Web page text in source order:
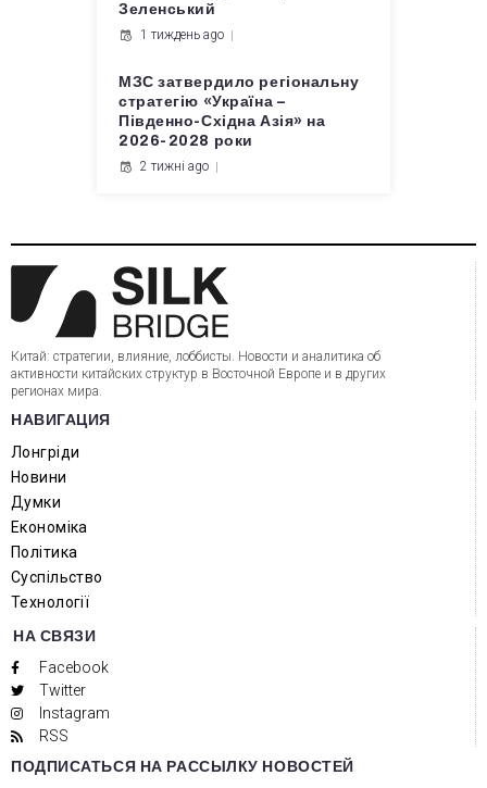
Зеленський
1 тиждень ago
МЗС затвердило регіональну
стратегію «Україна –
Південно-Східна Азія» на
2026-2028 роки
2 тижні ago
Китай: стратегии, влияние, лоббисты. Новости и аналитика об
активности китайских структур в Восточной Европе и в других
регионах мира.
НАВИГАЦИЯ
Лонгріди
Новини
Думки
Економіка
Політика
Суспільство
Технології
НА СВЯЗИ
Facebook
Twitter
Instagram
RSS
ПОДПИСАТЬСЯ НА РАССЫЛКУ НОВОСТЕЙ